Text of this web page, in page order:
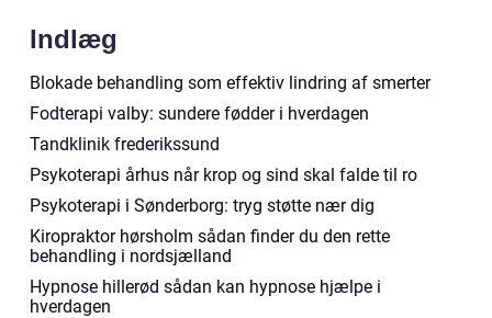
Indlæg
Blokade behandling som effektiv lindring af smerter
Fodterapi valby: sundere fødder i hverdagen
Tandklinik frederikssund
Psykoterapi århus når krop og sind skal falde til ro
Psykoterapi i Sønderborg: tryg støtte nær dig
Kiropraktor hørsholm sådan finder du den rette
behandling i nordsjælland
Hypnose hillerød sådan kan hypnose hjælpe i
hverdagen